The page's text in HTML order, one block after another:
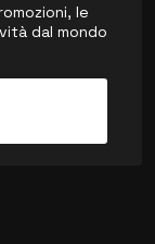
le
dal mondo